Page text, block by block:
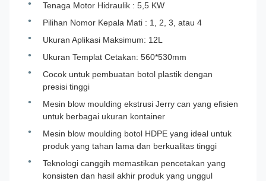
Tenaga Motor Hidraulik : 5,5 KW
Pilihan Nomor Kepala Mati : 1, 2, 3, atau 4
Ukuran Aplikasi Maksimum: 12L
Ukuran Templat Cetakan: 560*530mm
Cocok untuk pembuatan botol plastik dengan
presisi tinggi
Mesin blow moulding ekstrusi Jerry can yang efisien
untuk berbagai ukuran kontainer
Mesin blow moulding botol HDPE yang ideal untuk
produk yang tahan lama dan berkualitas tinggi
Teknologi canggih memastikan pencetakan yang
konsisten dan hasil akhir produk yang unggul